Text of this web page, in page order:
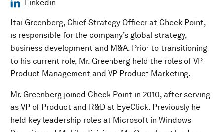
Linkedin
Itai Greenberg, Chief Strategy Officer at Check Point,
is responsible for the company’s global strategy,
business development and M&A. Prior to transitioning
to his current role, Mr. Greenberg held the roles of VP
Product Management and VP Product Marketing.
Mr. Greenberg joined Check Point in 2010, after serving
as VP of Product and R&D at EyeClick. Previously he
held key leadership roles at Microsoft in Windows